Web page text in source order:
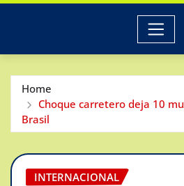
Home
Choque carretero deja 10
Brasil
INTERNACIONAL